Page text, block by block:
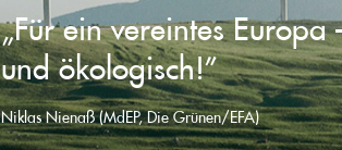
„Für ein vereintes
und ökologisch!”
Niklas Nienaß (MdEP, Die Grünen/EFA)